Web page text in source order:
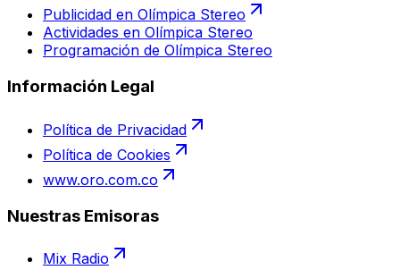
Publicidad en Olímpica Stereo
Actividades en Olímpica Stereo
Programación de Olímpica Stereo
Información Legal
Política de Privacidad
Política de Cookies
www.oro.com.co
Nuestras Emisoras
Mix Radio